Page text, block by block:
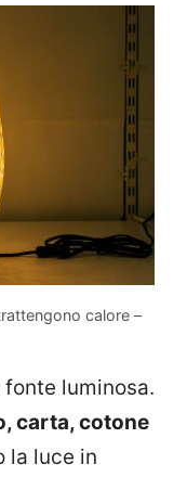
calore –
luminosa.
carta, cotone
la luce in